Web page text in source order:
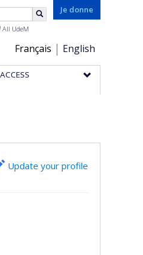
Je donne
Choix
de
la
Français English
All UdeM
Update your profile